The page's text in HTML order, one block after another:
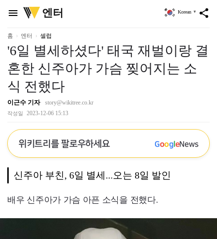
menu
위
키
리
엔터 share
Korean ▼
홈 엔터 셀럽
'6일 별세하셨다' 태국 재벌이랑 결
혼한 신주아가 가슴 찢어지는 소
식 전했다
이근수 기자 story@wikitree.co.kr
작성일 2023-12-06 15:13
위키트리를 팔로우하세요 GoogleNews
신주아 부친, 6일 별세...오는 8일 발인
배우 신주아가 가슴 아픈 소식을 전했다.